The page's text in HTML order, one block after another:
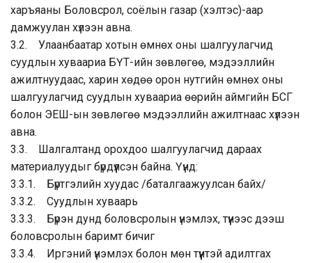
харъяаны Боловсрол, соёлын газар (хэлтэс)-аар
дамжуулан хүлээн авна.
3.2. Улаанбаатар хотын өмнөх оны шалгуулагчид
суудлын хуваариа БҮТ-ийн зөвлөгөө, мэдээллийн
ажилтнуудаас, харин хөдөө орон нутгийн өмнөх оны
шалгуулагчид суудлын хуваариа өөрийн аймгийн БСГ
болон ЭЕШ-ын зөвлөгөө мэдээллийн ажилтнаас хүлээн
авна.
3.3. Шалгалтанд орохдоо шалгуулагчид дараах
материалуудыг бүрдүүлсэн байна. Үүнд:
3.3.1. Бүртгэлийн хуудас /баталгаажуулсан байх/
3.3.2. Суудлын хуваарь
3.3.3. Бүрэн дунд боловсролын үнэмлэх, түүнээс дээш
боловсролын баримт бичиг
3.3.4. Иргэний үнэмлэх болон мөн түүнтэй адилтгах